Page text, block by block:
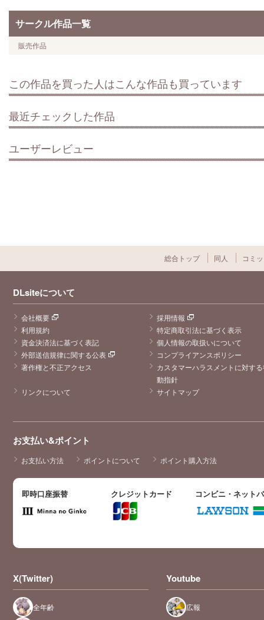
サークル作品一覧
販売作品
この作品を買った人はこんな作品も買っています
最近チェックした作品
ユーザーレビュー
総合トップ 同人 コミ
DLsiteについて
会社概要
採用情報
利用規約
特定商取引法に基づく表示
資金決済法に基づく表記
個人情報の取扱いについて
外部送信規律に関する公表
コンプライアンスポリシー
著作権と不正アクセス
カスタマーハラスメントに対す
動指針
リンクについて
サイトマップ
お支払い&ポイント
お支払い方法 ポイントについて ポイント購入方法
即時口座振替 クレジットカード コンビニ・ネット
X(Twitter)
全年齢
Youtube
広報